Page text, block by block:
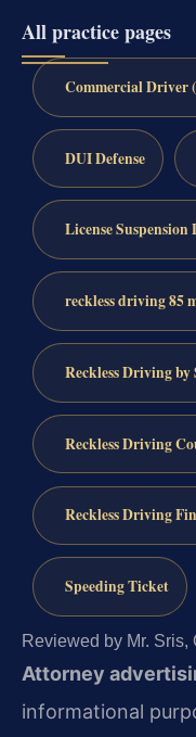
All practice pages
Commercial Driver
DUI Defense
License Suspension
reckless driving 85
Reckless Driving by
Reckless Driving
Reckless Driving
Speeding Ticket
Reviewed by Mr. Sris,
Attorney
informational